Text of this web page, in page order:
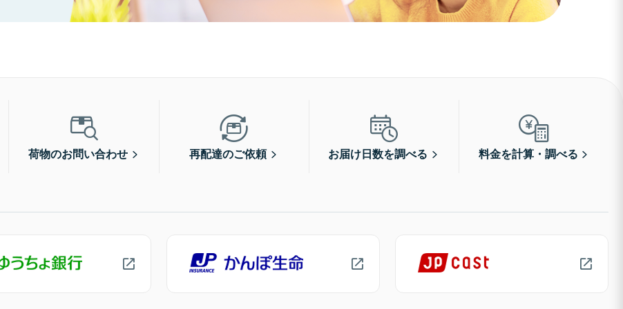
荷物のお問い合わせ 再配達のご依頼 お届け日数を調べる 料金を計算・調べる